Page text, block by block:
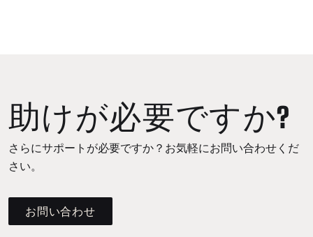
助けが必要ですか?
さらにサポートが必要ですか？お気軽にお問い合わせくだ
さい。
お問い合わせ